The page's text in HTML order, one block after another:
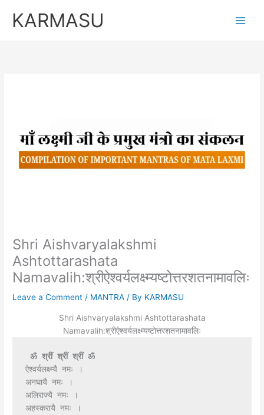
KARMASU
Shri Aishvaryalakshmi
Ashtottarashata
Namavalih:श्रीऐश्वर्यलक्ष्म्यष्टोत्तरशतनामावलिः
Leave a Comment / MANTRA / By KARMASU
Shri Aishvaryalakshmi Ashtottarashata
Namavalih:श्रीऐश्वर्यलक्ष्म्यष्टोत्तरशतनामावलिः
ॐ श्रीं श्रीं श्रीं ॐ
ऐश्वर्यलक्ष्म्यै नमः ।
अनघायै नमः ।
अलिराज्यै नमः ।
अहस्करायै नमः ।